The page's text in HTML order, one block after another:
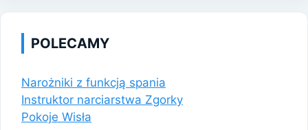
POLECAMY
Narożniki z funkcją spania
Instruktor narciarstwa Zgorky
Pokoje Wisła